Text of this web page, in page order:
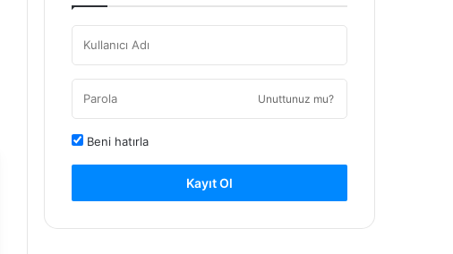
Unuttunuz mu?
Beni hatırla
Kayıt Ol